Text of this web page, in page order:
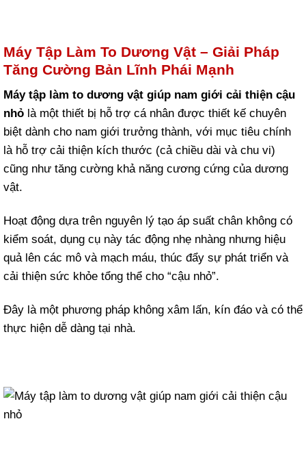
Máy Tập Làm To Dương Vật – Giải Pháp
Tăng Cường Bản Lĩnh Phái Mạnh
Máy tập làm to dương vật giúp nam giới cải thiện cậu
nhỏ là một thiết bị hỗ trợ cá nhân được thiết kế chuyên
biệt dành cho nam giới trưởng thành, với mục tiêu chính
là hỗ trợ cải thiện kích thước (cả chiều dài và chu vi)
cũng như tăng cường khả năng cương cứng của dương
vật.
Hoạt động dựa trên nguyên lý tạo áp suất chân không có
kiểm soát, dụng cụ này tác động nhẹ nhàng nhưng hiệu
quả lên các mô và mạch máu, thúc đẩy sự phát triển và
cải thiện sức khỏe tổng thể cho “cậu nhỏ”.
Đây là một phương pháp không xâm lấn, kín đáo và có thể
thực hiện dễ dàng tại nhà.